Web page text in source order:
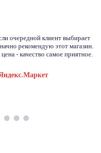
очередной клиент выбирает
рекомендую этот магазин.
- качество самое приятное.